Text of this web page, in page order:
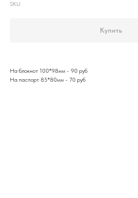
SKU:
Купить
На блокнот 100*98мм - 90 руб
На паспорт 85*80мм - 70 руб